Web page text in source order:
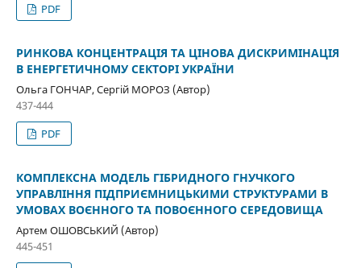
PDF
РИНКОВА КОНЦЕНТРАЦІЯ ТА ЦІНОВА ДИСКРИМІНАЦІЯ
В ЕНЕРГЕТИЧНОМУ СЕКТОРІ УКРАЇНИ
Ольга ГОНЧАР, Сергій МОРОЗ (Автор)
437-444
PDF
КОМПЛЕКСНА МОДЕЛЬ ГІБРИДНОГО ГНУЧКОГО
УПРАВЛІННЯ ПІДПРИЄМНИЦЬКИМИ СТРУКТУРАМИ В
УМОВАХ ВОЄННОГО ТА ПОВОЄННОГО СЕРЕДОВИЩА
Артем ОШОВСЬКИЙ (Автор)
445-451